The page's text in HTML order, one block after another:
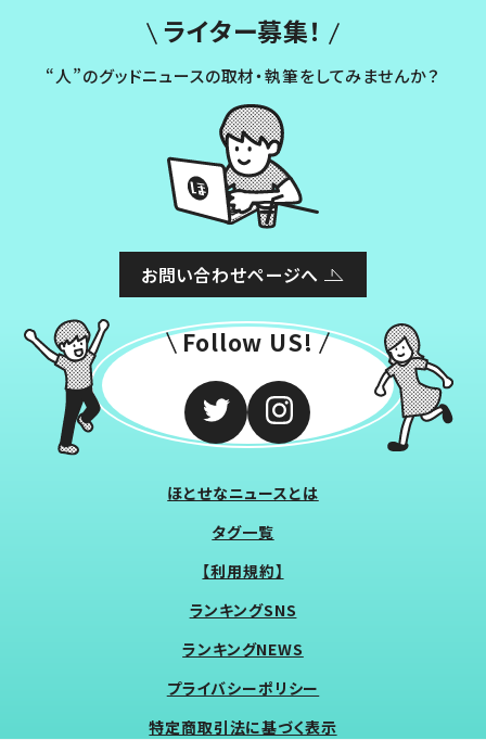
ライター募集！
“人”のグッドニュースの取材・執筆をしてみませんか？
お問い合わせページへ
Follow US!
ほとせなニュースとは
タグ一覧
【利用規約】
ランキングSNS
ランキングNEWS
プライバシーポリシー
特定商取引法に基づく表示